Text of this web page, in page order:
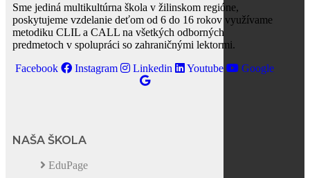
Sme jediná multikultúrna škola v žilinskom regióne,
poskytujeme vzdelanie deťom od 6 do 16 rokov využívame
metodiku CLIL a CALL na všetkých odborných
predmetoch v spolupráci so zahraničnými lektormi.
Facebook
Instagram Linkedin Youtube Google
NAŠA ŠKOLA
EduPage